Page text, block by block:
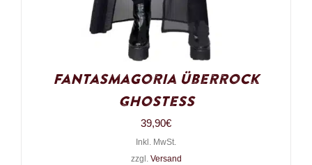
Fantasmagoria Überrock
Ghostess
39,90€
Inkl. MwSt.
zzgl. Versand